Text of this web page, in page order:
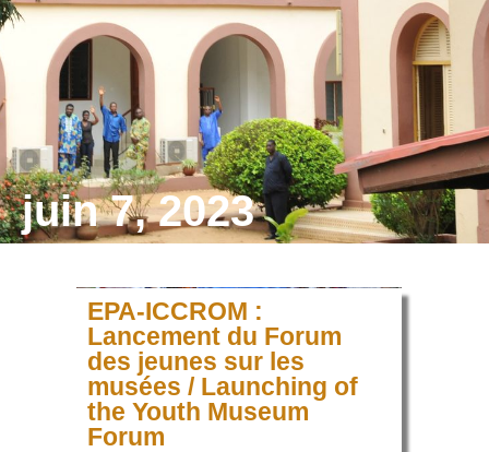
juin 7, 2023
EPA-ICCROM :
Lancement du Forum
des jeunes sur les
musées / Launching of
the Youth Museum
Forum